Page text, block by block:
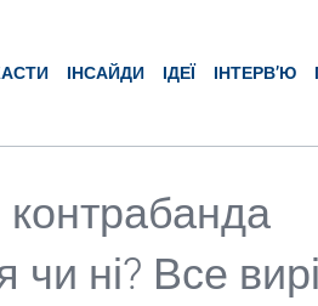
ІНСАЙДИ ІДЕЇ ІНТЕРВ’Ю
контрабанда
чи ні? Все